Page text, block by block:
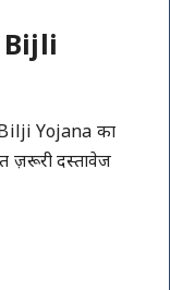
Bijli
Yojana का
ज़रूरी दस्तावेज